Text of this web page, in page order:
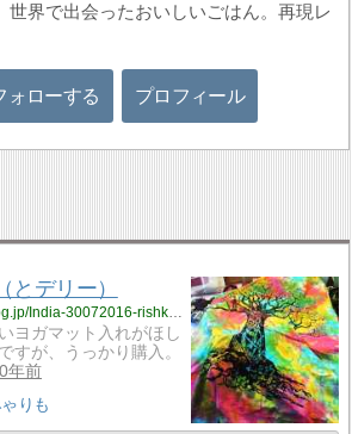
世界で出会ったおいしいごはん。再現レ
ォローする プロフィール
とデリー）
ヨガマット入れがほし
すが、うっかり購入。
年前
りも